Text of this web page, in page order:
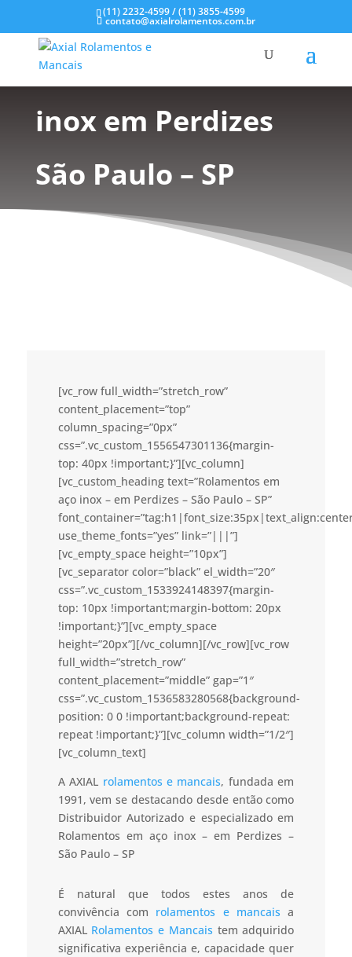
(11) 2232-4599 / (11) 3855-4599
contato@axialrolamentos.com.br
Rolamentos em aço
inox em Perdizes
São Paulo – SP
[vc_row full_width=”stretch_row”
content_placement=”top”
column_spacing=”0px”
css=”.vc_custom_1556547301136{margin-
top: 40px !important;}”][vc_column]
[vc_custom_heading text=”Rolamentos em
aço inox – em Perdizes – São Paulo – SP”
use_theme_fonts=”yes” link=”|||”]
[vc_empty_space height=”10px”]
[vc_separator color=”black” el_width=”20″
css=”.vc_custom_1533924148397{margin-
top: 10px !important;margin-bottom: 20px
!important;}”][vc_empty_space
height=”20px”][/vc_column][/vc_row][vc_row
full_width=”stretch_row”
content_placement=”middle” gap=”1″
css=”.vc_custom_1536583280568{background-
position: 0 0 !important;background-repeat:
repeat !important;}”][vc_column width=”1/2″]
[vc_column_text]
A AXIAL rolamentos e mancais, fundada em
1991, vem se destacando desde então como
Distribuidor Autorizado e especializado em
Rolamentos em aço inox – em Perdizes –
São Paulo – SP
É natural que todos estes anos de
convivência com rolamentos e mancais a
AXIAL Rolamentos e Mancais tem adquirido
significativa experiência e, capacidade quer